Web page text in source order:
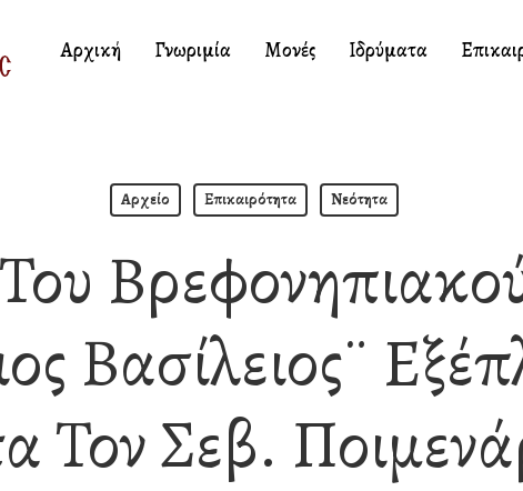
Αρχική Γνωριμία Μονές Ιδρύματα
Αρχείο Επικαιρότητα Νεότητα
Βασίλειος¨
Τον Σεβ.